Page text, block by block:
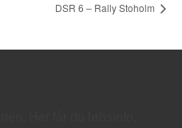
DSR 6 – Rally Stoholm